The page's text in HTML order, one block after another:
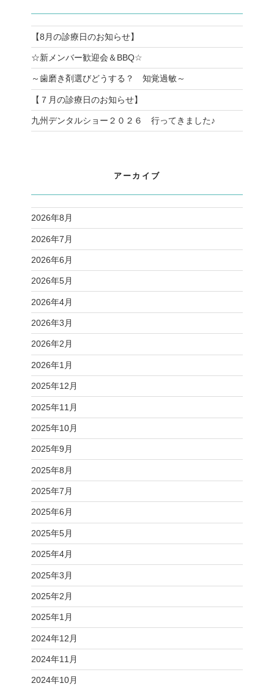
【8月の診療日のお知らせ】
☆新メンバー歓迎会＆BBQ☆
～歯磨き剤選びどうする？ 知覚過敏～
【７月の診療日のお知らせ】
九州デンタルショー２０２６ 行ってきました♪
アーカイブ
2026年8月
2026年7月
2026年6月
2026年5月
2026年4月
2026年3月
2026年2月
2026年1月
2025年12月
2025年11月
2025年10月
2025年9月
2025年8月
2025年7月
2025年6月
2025年5月
2025年4月
2025年3月
2025年2月
2025年1月
2024年12月
2024年11月
2024年10月